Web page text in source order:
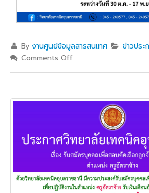
Byงานศูนย์ข้อมูลสารสนเทศ
ข่าวประ
Comments Off